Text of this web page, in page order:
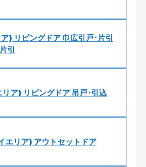
) リビングドア 巾広引戸･片引
引
ア) リビングドア 吊戸･引込
エリア) アウトセットドア